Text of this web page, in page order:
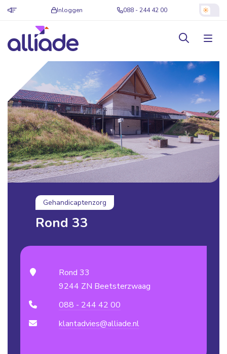
Inloggen 088 - 244 42 00
Gehandicaptenzorg
Rond 33
Rond 33
9244 ZN Beetsterzwaag
088 - 244 42 00
klantadvies@alliade.nl